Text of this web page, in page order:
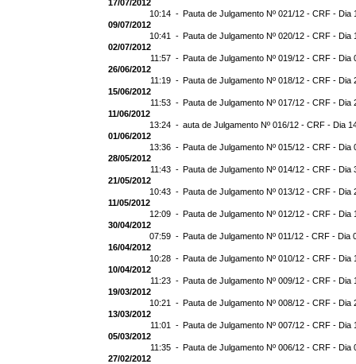
17/07/2012
10:14 - Pauta de Julgamento Nº 021/12 - CRF - Dia
09/07/2012
10:41 - Pauta de Julgamento Nº 020/12 - CRF - Dia
02/07/2012
11:57 - Pauta de Julgamento Nº 019/12 - CRF - Dia
26/06/2012
11:19 - Pauta de Julgamento Nº 018/12 - CRF - Dia
15/06/2012
11:53 - Pauta de Julgamento Nº 017/12 - CRF - Dia
11/06/2012
13:24 - auta de Julgamento Nº 016/12 - CRF - Dia
01/06/2012
13:36 - Pauta de Julgamento Nº 015/12 - CRF - Dia
28/05/2012
11:43 - Pauta de Julgamento Nº 014/12 - CRF - Dia
21/05/2012
10:43 - Pauta de Julgamento Nº 013/12 - CRF - Dia
11/05/2012
12:09 - Pauta de Julgamento Nº 012/12 - CRF - Dia
30/04/2012
07:59 - Pauta de Julgamento Nº 011/12 - CRF - Dia
16/04/2012
10:28 - Pauta de Julgamento Nº 010/12 - CRF - Dia
10/04/2012
11:23 - Pauta de Julgamento Nº 009/12 - CRF - Dia
19/03/2012
10:21 - Pauta de Julgamento Nº 008/12 - CRF - Dia
13/03/2012
11:01 - Pauta de Julgamento Nº 007/12 - CRF - Dia
05/03/2012
11:35 - Pauta de Julgamento Nº 006/12 - CRF - Dia
27/02/2012